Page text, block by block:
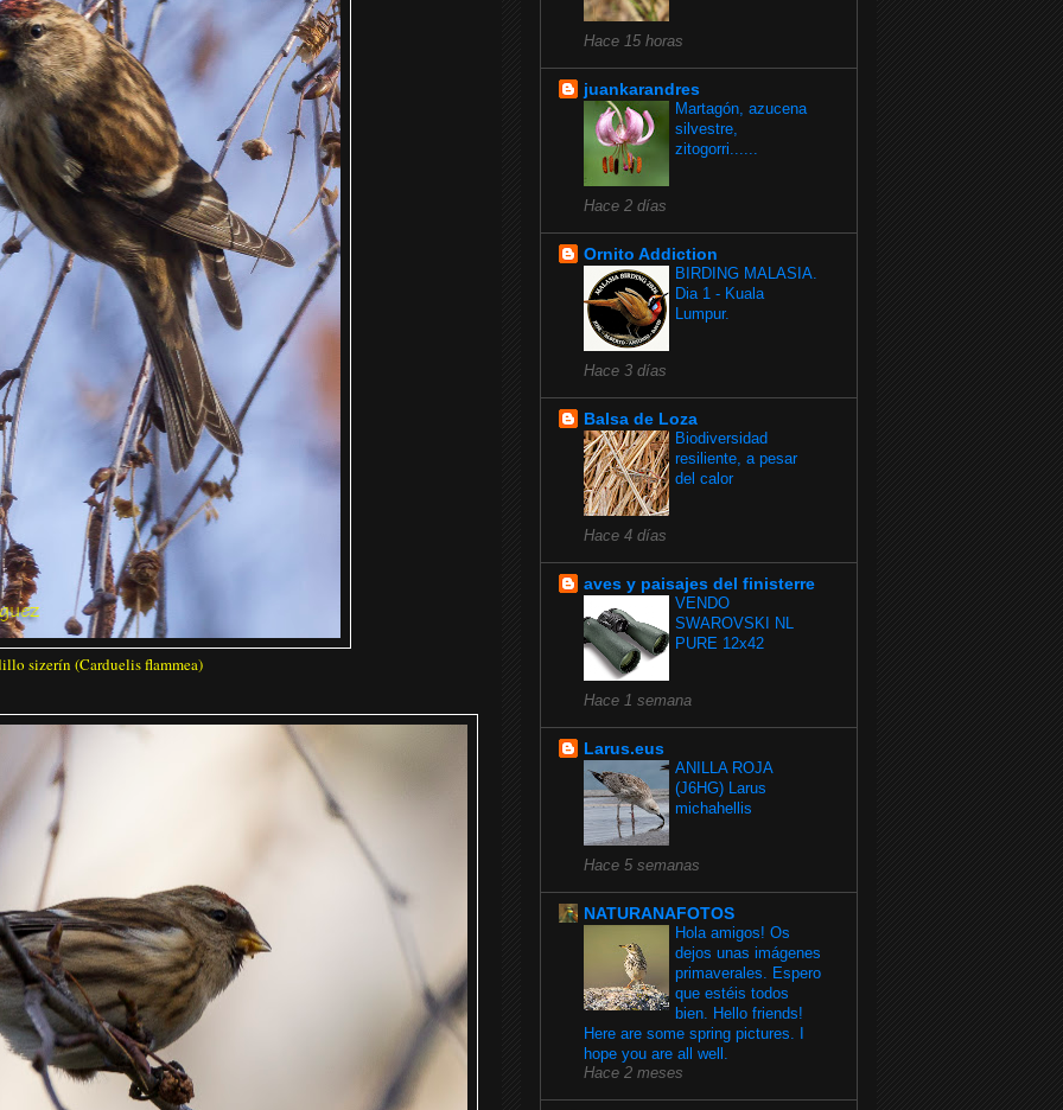
sizerín (Carduelis flammea)
Hace 15 horas
juankarandres
Martagón, azucena
silvestre,
zitogorri......
Hace 2 días
Ornito Addiction
BIRDING MALASIA.
Dia 1 - Kuala
Lumpur.
Hace 3 días
Balsa de Loza
Biodiversidad
resiliente, a pesar
del calor
Hace 4 días
aves y paisajes del finisterre
VENDO
SWAROVSKI NL
PURE 12x42
Hace 1 semana
Larus.eus
ANILLA ROJA
(J6HG) Larus
michahellis
Hace 5 semanas
NATURANAFOTOS
Hola amigos! Os
dejos unas imágenes
primaverales. Espero
que estéis todos
bien. Hello friends!
Here are some spring pictures. I
hope you are all well.
Hace 2 meses